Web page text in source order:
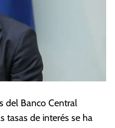
del Banco Central
tasas de interés se ha